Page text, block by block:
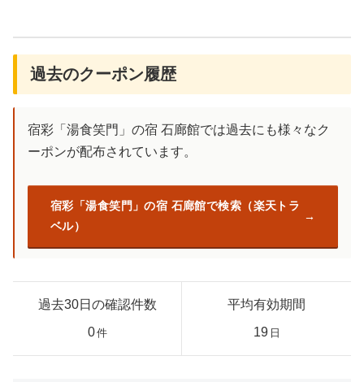
過去のクーポン履歴
宿彩「湯食笑門」の宿 石廊館では過去にも様々なク
ーポンが配布されています。
宿彩「湯食笑門」の宿 石廊館で検索（楽天トラ
ベル）
過去30日の確認件数
0件
平均有効期間
19 日